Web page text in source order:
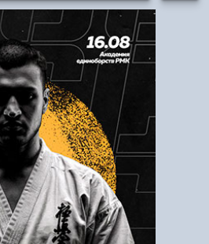
Войти
Напомнить пароль